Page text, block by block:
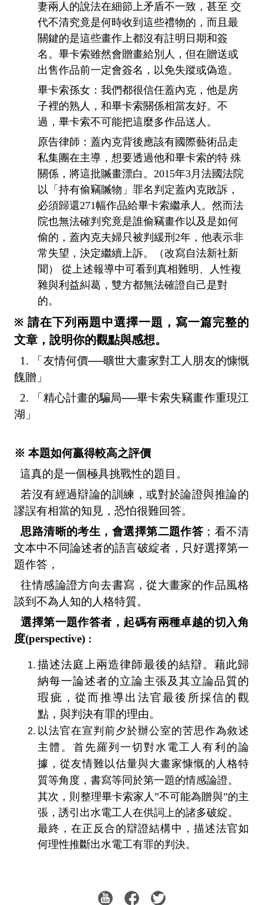
妻兩人的說法在細節上矛盾不一致，甚至 交
代不清究竟是何時收到這些禮物的，而且最
關鍵的是這些畫作上都沒有註明日期和簽
名。畢卡索雖然會贈畫給別人，但在贈送或
出售作品前一定會簽名，以免失蹤或偽造。
畢卡索孫女：我們都很信任蓋內克，他是房
子裡的熟人，和畢卡索關係相當友好。不
過，畢卡索不可能把這麼多作品送人。
原告律師：蓋內克背後應該有國際藝術品走
私集團在主導，想要透過他和畢卡索的特 殊
關係，將這批贓畫漂白。2015年3月法國法院
以「持有偷竊贓物」罪名判定蓋內克敗訴，
必須歸還271幅作品給畢卡索繼承人。然而法
院也無法確判究竟是誰偷竊畫作以及是如何
偷的，蓋內克夫婦只被判緩刑2年，他表示非
常失望，決定繼續上訴。（改寫自法新社新
聞） 從上述報導中可看到真相難明、人性複
雜與利益糾葛，雙方都無法確證自己是對
的。
※請在下列兩題中選擇一題，寫一篇完整的
文章，說明你的觀點與感想。
1.
「友情何價──曠世大畫家對工人朋友的慷慨
餽贈」
2.
「精心計畫的騙局──畢卡索失竊畫作重現江
湖」
※ 本題如何贏得較高之評價
這真的是一個極具挑戰性的題目。
若沒有經過辯論的訓練，或對於論證與推論的
謬誤有相當的知見，恐怕很難回答。
思路清晰的考生，會選擇第二題作答 ；看不清
文本中不同論述者的語言破綻者，只好選擇第一
題作答，
往情感論證方向去書寫，從大畫家的作品風格
談到不為人知的人格特質。
選擇第一題作答者，起碼有兩種卓越的切入角
度(perspective) ：
描述法庭上兩造律師最後的結辯。藉此歸
納每一論述者的立論主張及其立論品質的
瑕疵，從而推導出法官最後所採信的觀
點，與判決有罪的理由。
以法官在宣判前夕於辦公室的苦思作為敘述
主體。首先羅列一切對水電工人有利的論
據，從友情難以估量與大畫家慷慨的人格特
質等角度，書寫等同於第一題的情感論證。
其次，則整理畢卡索家人”不可能為贈與”的主
張，誘引出水電工人在供詞上的諸多破綻。
最終，在正反合的辯證結構中，描述法官如
何理性推斷出水電工有罪的判決。